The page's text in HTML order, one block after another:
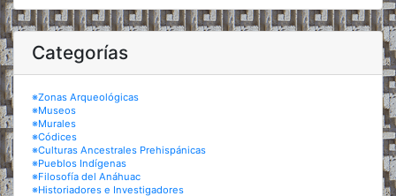
Categorías
※Zonas Arqueológicas
※Museos
※Murales
※Códices
※Culturas Ancestrales Prehispánicas
※Pueblos Indígenas
※Filosofía del Anáhuac
※Historiadores e Investigadores